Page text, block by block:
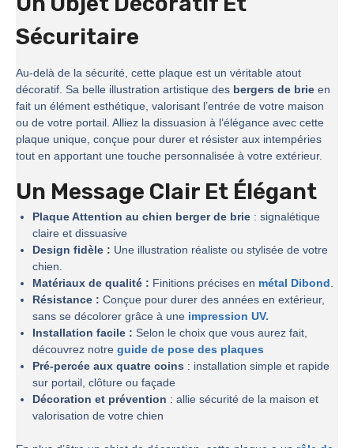
Sécuritaire
Au-delà de la sécurité, cette plaque est un véritable atout
décoratif. Sa belle illustration artistique des bergers de brie en
fait un élément esthétique, valorisant l’entrée de votre maison
ou de votre portail. Alliez la dissuasion à l’élégance avec cette
plaque unique, conçue pour durer et résister aux intempéries
tout en apportant une touche personnalisée à votre extérieur.
Un Message Clair Et Élégant
Plaque Attention au chien berger de brie : signalétique
claire et dissuasive
Design fidèle : Une illustration réaliste ou stylisée de votre
chien.
Matériaux de qualité : Finitions précises en métal Dibond.
Résistance : Conçue pour durer des années en extérieur,
sans se décolorer grâce à une impression UV.
Installation facile : Selon le choix que vous aurez fait,
découvrez notre guide de pose des plaques
Pré-percée aux quatre coins : installation simple et rapide
sur portail, clôture ou façade
Décoration et prévention : allie sécurité de la maison et
valorisation de votre chien